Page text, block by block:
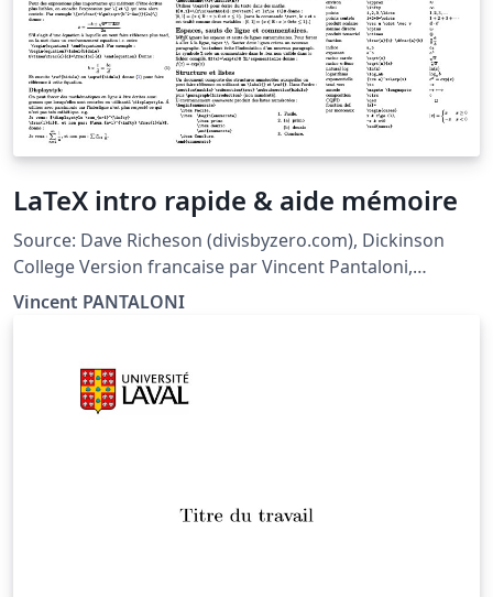
LaTeX intro rapide & aide mémoire
Source: Dave Richeson (divisbyzero.com), Dickinson
College Version francaise par Vincent Pantaloni,
prof.pantaloni.free.fr Traduction, correction et
mémoire des différentes fonctions. A imprimer en recto
verso par exemple. Feel free to distribute this example,
Vincent PANTALONI